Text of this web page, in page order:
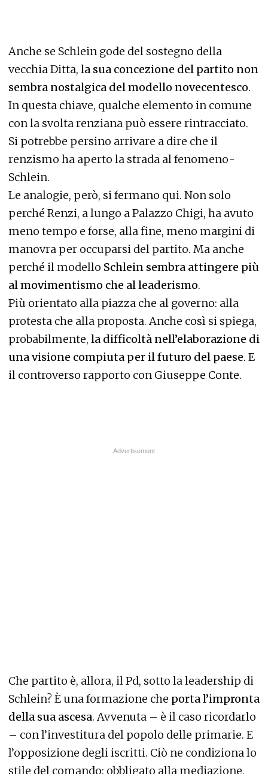
Anche se Schlein gode del sostegno della
vecchia Ditta, la sua concezione del partito non
sembra nostalgica del modello novecentesco.
In questa chiave, qualche elemento in comune
con la svolta renziana può essere rintracciato.
Si potrebbe persino arrivare a dire che il
renzismo ha aperto la strada al fenomeno-
Schlein.
Le analogie, però, si fermano qui. Non solo
perché Renzi, a lungo a Palazzo Chigi, ha avuto
meno tempo e forse, alla fine, meno margini di
manovra per occuparsi del partito. Ma anche
perché il modello Schlein sembra attingere più
al movimentismo che al leaderismo.
Più orientato alla piazza che al governo: alla
protesta che alla proposta. Anche così si spiega,
probabilmente, la difficoltà nell’elaborazione di
una visione compiuta per il futuro del paese. E
il controverso rapporto con Giuseppe Conte.
Che partito è, allora, il Pd, sotto la leadership di
Schlein? È una formazione che porta l’impronta
della sua ascesa. Avvenuta – è il caso ricordarlo
– con l’investitura del popolo delle primarie. E
l’opposizione degli iscritti. Ciò ne condiziona lo
stile del comando: obbligato alla mediazione,